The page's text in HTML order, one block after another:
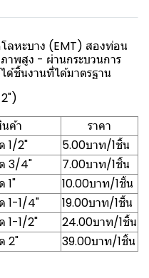
ลหะบาง (EMT) สองท่อน
พสูง - ผ่านกระบวนการ
ด้ชิ้นงานที่ได้มาตรฐาน
ค้า
ราคา
1/2"
5.00บาท/1ชิ้น
3/4"
7.00บาท/1ชิ้น
1"
10.00บาท/1ชิ้น
1-1/4"
19.00บาท/1ชิ้น
1-1/2"
24.00บาท/1ชิ้น
2"
39.00บาท/1ชิ้น